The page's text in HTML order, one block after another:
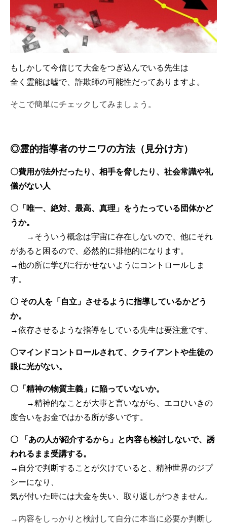
もしかして今信じて大金をつぎ込んでいる先生は
全く霊能は嘘で、詐欺師の可能性だってありますよ。
そこで簡単にチェックしてみましょう。
◎霊的指導者のサニワの方法（見分け方）
〇費用が法外だったり、相手を脅したり、社会常識や礼
儀がない人
〇 「唯一、絶対、最高、真理」をうたっている団体かど
うか。
→そういう概念は宇宙に存在しないので、他にそれ
があると困るので、必然的に排他的になります。
→他の所に学びに行かせないようにコントロールしま
す。
〇 その人を「自立」させるように指導しているかどう
か。
→依存させるような指導をしている先生は要注意です。
〇マインドコントロールされて、クライアントや生徒の
眼に光がない。
〇「精神の物質主義」に陥っていないか。
→精神的なことが大事と言いながら、エコひいきの
度合いをお金ではかる所が多いです。
〇 「あの人が紹介するから」と内容も検討しないで、誘
われるまま受講する。
→自分で判断することが欠けていると、精神世界のジプ
シーになり、
気が付いた時には大金を失い、取り返しがつきません。
→内容をしっかりと検討して自分に本当に必要か判断し